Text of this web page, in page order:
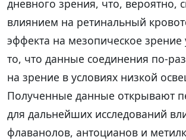
дневного зрения, что, вероятно,
влиянием на ретинальный
эффекта на мезопическое зрение
то, что данные соединения по-
на зрение в условиях низкой
Полученные данные открывают
для дальнейших исследований
флаванолов, антоцианов и